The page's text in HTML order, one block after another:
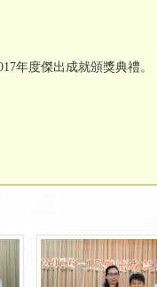
年度傑出成就頒獎典禮。